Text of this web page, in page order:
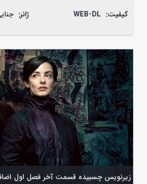
کیفیت: WEB-DL ژانر:
زیرنویس چسبیده قسمت آخر فصل اول